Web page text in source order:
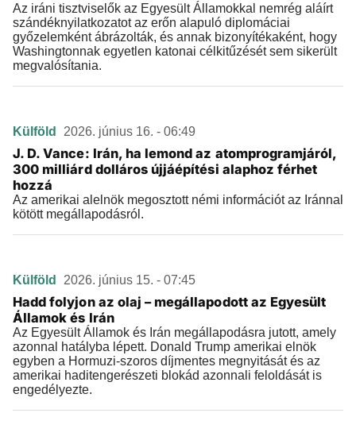
Az iráni tisztviselők az Egyesült Államokkal nemrég aláírt
szándéknyilatkozatot az erőn alapuló diplomáciai
győzelemként ábrázolták, és annak bizonyítékaként, hogy
Washingtonnak egyetlen katonai célkitűzését sem sikerült
megvalósítania.
Külföld 2026. június 16. - 06:49
J. D. Vance: Irán, ha lemond az atomprogramjáról,
300 milliárd dolláros újjáépítési alaphoz férhet
hozzá
Az amerikai alelnök megosztott némi információt az Iránnal
kötött megállapodásról.
Külföld 2026. június 15. - 07:45
Hadd folyjon az olaj – megállapodott az Egyesült
Államok és Irán
Az Egyesült Államok és Irán megállapodásra jutott, amely
azonnal hatályba lépett. Donald Trump amerikai elnök
egyben a Hormuzi-szoros díjmentes megnyitását és az
amerikai haditengerészeti blokád azonnali feloldását is
engedélyezte.